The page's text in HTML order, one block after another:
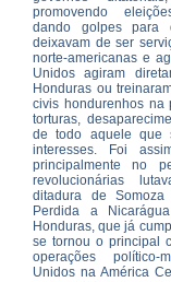
promovendo
dando golpes para
deixavam de ser
norte-americanas e
Unidos agiram
Honduras ou
civis hondurenhos na
torturas,
de todo aquele que
interesses. Foi
principalmente no
revolucionárias
ditadura de
Perdida a
Honduras, que já
se tornou o principal
operações político-
Unidos na América